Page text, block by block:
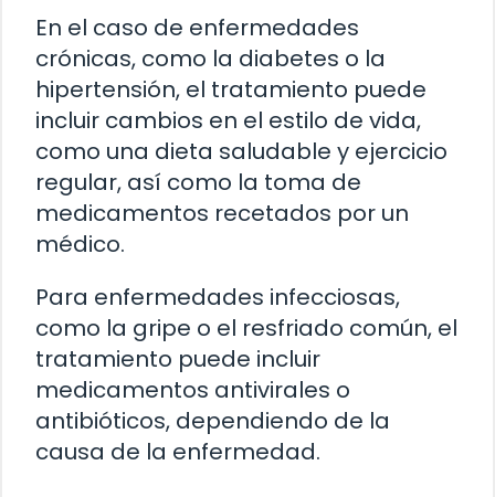
En el caso de enfermedades
crónicas, como la diabetes o la
hipertensión, el tratamiento puede
incluir cambios en el estilo de vida,
como una dieta saludable y ejercicio
regular, así como la toma de
medicamentos recetados por un
médico.
Para enfermedades infecciosas,
como la gripe o el resfriado común, el
tratamiento puede incluir
medicamentos antivirales o
antibióticos, dependiendo de la
causa de la enfermedad.